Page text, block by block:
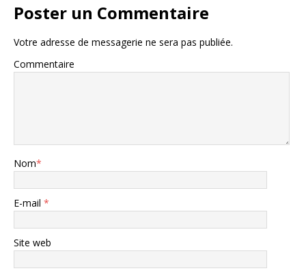
Poster un Commentaire
Votre adresse de messagerie ne sera pas publiée.
Commentaire
Nom*
E-mail *
Site web